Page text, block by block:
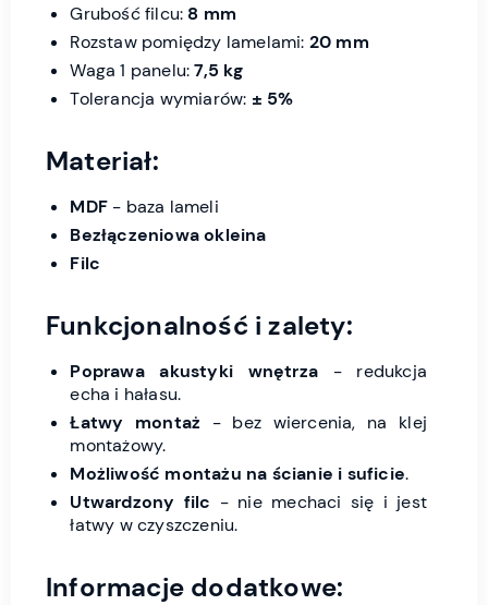
Grubość filcu: 8 mm
Rozstaw pomiędzy lamelami: 20 mm
Waga 1 panelu:7,5 kg
Tolerancja wymiarów: ± 5%
Materiał:
MDF - baza lameli
Bezłączeniowa okleina
Filc
Funkcjonalność i zalety:
Poprawa akustyki wnętrza- redukcja
echa i hałasu.
Łatwy montaż - bez wiercenia, na klej
montażowy.
Możliwość montażu na ścianie i suficie.
Utwardzony filc - nie mechaci się i jest
łatwy w czyszczeniu.
Informacje dodatkowe: